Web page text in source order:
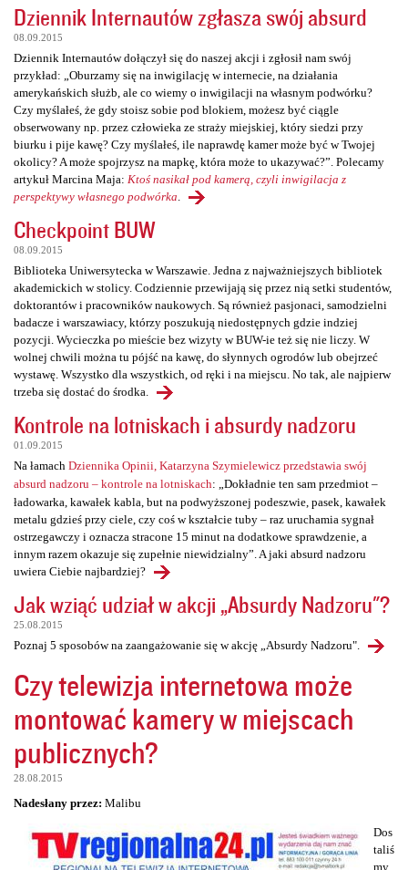
Dziennik Internautów zgłasza swój absurd
08.09.2015
Dziennik Internautów dołączył się do naszej akcji i zgłosił nam swój
przykład: „Oburzamy się na inwigilację w internecie, na działania
amerykańskich służb, ale co wiemy o inwigilacji na własnym podwórku?
Czy myślałeś, że gdy stoisz sobie pod blokiem, możesz być ciągle
obserwowany np. przez człowieka ze straży miejskiej, który siedzi przy
biurku i pije kawę? Czy myślałeś, ile naprawdę kamer może być w Twojej
okolicy? A może spojrzysz na mapkę, która może to ukazywać?”. Polecamy
artykuł Marcina Maja: Ktoś nasikał pod kamerą, czyli inwigilacja z
perspektywy własnego podwórka
Checkpoint BUW
08.09.2015
Biblioteka Uniwersytecka w Warszawie. Jedna z najważniejszych bibliotek
akademickich w stolicy. Codziennie przewijają się przez nią setki studentów,
doktorantów i pracowników naukowych. Są również pasjonaci, samodzielni
badacze i warszawiacy, którzy poszukują niedostępnych gdzie indziej
pozycji. Wycieczka po mieście bez wizyty w BUW-ie też się nie liczy. W
wolnej chwili można tu pójść na kawę, do słynnych ogrodów lub obejrzeć
wystawę. Wszystko dla wszystkich, od ręki i na miejscu. No tak, ale najpierw
trzeba się dostać do środka.
Kontrole na lotniskach i absurdy nadzoru
01.09.2015
Na łamach Dziennika Opinii, Katarzyna Szymielewicz przedstawia swój
absurd nadzoru – kontrole na lotniskach: „Dokładnie ten sam przedmiot –
ładowarka, kawałek kabla, but na podwyższonej podeszwie, pasek, kawałek
metalu gdzieś przy ciele, czy coś w kształcie tuby – raz uruchamia sygnał
ostrzegawczy i oznacza stracone 15 minut na dodatkowe sprawdzenie, a
innym razem okazuje się zupełnie niewidzialny”. A jaki absurd nadzoru
uwiera Ciebie najbardziej?
Jak wziąć udział w akcji „Absurdy Nadzoru"?
25.08.2015
Poznaj 5 sposobów na zaangażowanie się w akcję „Absurdy Nadzoru".
Czy telewizja internetowa może
montować kamery w miejscach
publicznych?
28.08.2015
Nadesłany przez: Malibu
Dos
taliś
my